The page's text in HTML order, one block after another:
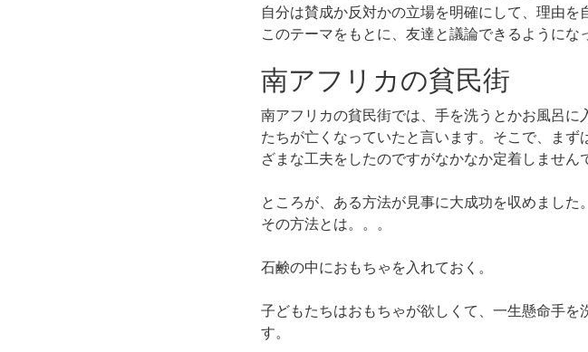
自分は賛成か反対かの立場を明確にして、理由を
このテーマをもとに、友達と議論できるようにな
南アフリカの貧民街
南アフリカの貧民街では、手を洗うとかお風呂
たちが亡くなっていたと言います。そこで、ま
ざまな工夫をしたのですがなかなか定着しません
ところが、ある方法が見事に大成功を収めました。
その方法とは。。。
石鹸の中におもちゃを入れておく。
子どもたちはおもちゃが欲しくて、一生懸命手
す。